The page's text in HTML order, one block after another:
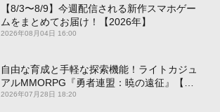
【8/3〜8/9】今週配信される新作スマホゲー
ムをまとめてお届け！【2026年】
2026年08月04日 16:00
自由な育成と手軽な探索機能！ライトカジュ
アルMMORPG『勇者連盟：暁の遠征』【最
新作PICKUP】
2026年07月28日 18:20